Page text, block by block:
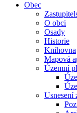
Obec
O obci
Osady
Historie
Knihovna
Mapová
Územní
Usnesení